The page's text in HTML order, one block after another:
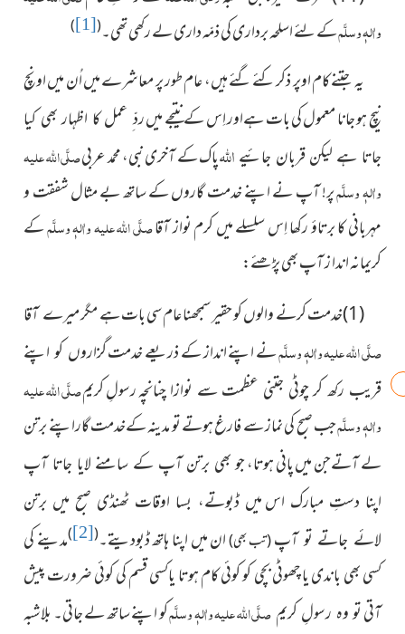
واٰلہٖ وسلَّمکے لئے اسلحہ برداری کی ذمّہ داری لے رکھی تھی۔(
[1]
)
یہ جتنے کام اوپر ذکر کئے گئے ہیں، عام طور پر معاشرے میںاُن میں اونچ
نیچ ہو جانا معمول کی بات ہےاور اِس کے نتیجے میںردّ ِ عمل کا اظہار بھی کیا
جاتا ہے لیکن قربان جائیے اللہپاک کےآخری نبی، محمد عربیصلَّی اللہ علیہ
واٰلہٖ وسلَّمپر! آپ نے اپنے خدمت گاروں کے ساتھ بے مثال شفقت و
مہربانی کا برتاؤ رکھا اِس سلسلے میں کرم نواز آقاصلَّی اللہ علیہ واٰلہٖ وسلَّمکے
کریمانہ اندا ز آپ بھی پڑھئے:
(1)خدمت کرنے والوں کو حقیر سمجھنا عام سی بات ہے مگر
میرے آقا
صلَّی اللہ علیہ واٰلہٖ وسلَّمنے اپنے انداز کے ذریعے خدمتگزاروں کو اپنے
قریب رکھ کر چوٹی جتنی عظمت سے نوازا چنانچہرسولِ کریمصلَّی اللہ علیہ
واٰلہٖ وسلَّمجب صبح کی نماز سے فارغ ہوتے تو مدینہ کےخدمت گاراپنے برتن
لے آتےجن میں پانی ہوتا،جو بھی برتن آپ کے سامنے لایا جاتا آپ
اپنا دستِ مبارک اسمیں ڈبوتے، بسا اوقات ٹھنڈی صبح میں برتن
لائے جاتے تو آپ(تب بھی)ان میں اپنا ہاتھ ڈبودیتے۔(
[2]
)مدینے کی
کسی بھی باندیيا چھوٹی بچی کو کوئی کام ہوتا یاکسی قسم کی کوئی ضرورت پیش
آتیتو وہ رسولِ کریم صلَّی اللہ علیہ واٰلہٖ وسلَّمکو اپنے ساتھ لے جاتی۔ بلاشبہ